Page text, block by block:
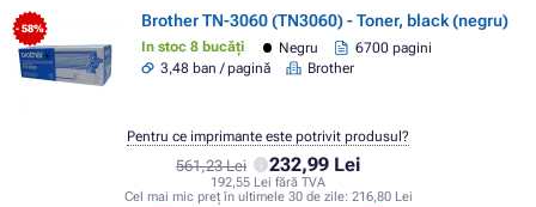
- 58% Brother TN-3060 (TN3060) - Toner, black (negru)
In stoc 8 bucăți Negru
6700 pagini
3,48 ban / pagină
Brother
561,23 Lei 232,99 Lei
192,55 Lei fără TVA
Cel mai mic preț în ultimele 30 de zile: 216,80 Lei
Pentru ce imprimante este potrivit produsul?